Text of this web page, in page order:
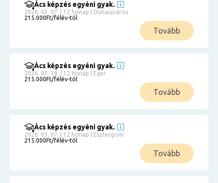
Ács képzés egyéni gyak.
2026. 03. 07. | 12 hónap | Dunaújváros
215.000Ft/félév-tól
Tovább
Ács képzés egyéni gyak.
2026. 03. 18. | 12 hónap | Eger
215.000Ft/félév-tól
Tovább
Ács képzés egyéni gyak.
2026. 03. 07. | 12 hónap | Esztergom
215.000Ft/félév-tól
Tovább